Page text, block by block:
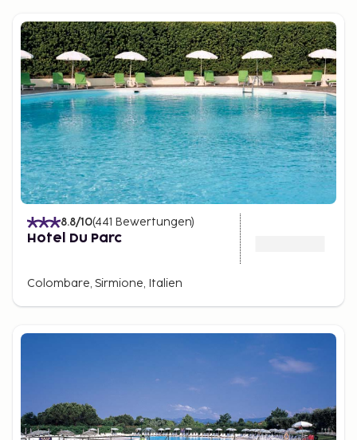
8.8/10(441 Bewertungen)
Hotel Du Parc
Colombare, Sirmione, Italien